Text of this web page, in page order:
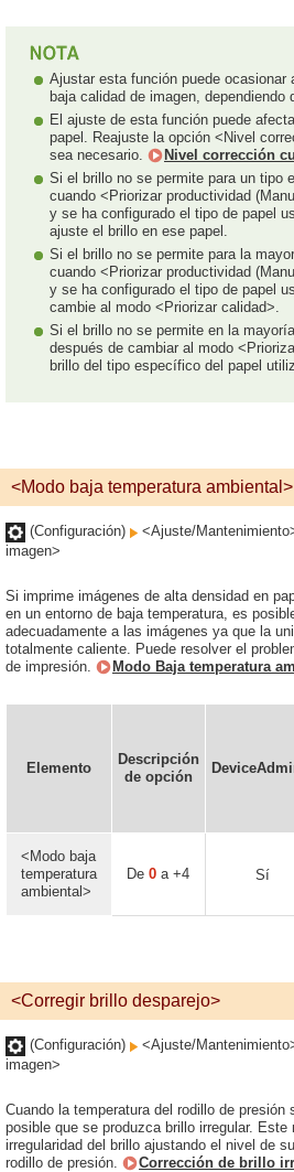
Ajustar esta función puede ocasionar
baja calidad de imagen, dependiendo
El ajuste de esta función puede
papel. Reajuste la opción <Nivel
sea necesario.
Nivel corrección
Si el brillo no se permite para un tipo
cuando <Priorizar productividad
y se ha configurado el tipo de papel
ajuste el brillo en ese papel.
Si el brillo no se permite para la
cuando <Priorizar productividad
y se ha configurado el tipo de papel
cambie al modo <Priorizar calidad>.
Si el brillo no se permite en la
después de cambiar al modo
brillo del tipo específico del papel
<Modo baja temperatura ambiental>
(Configuración) <Ajuste/
imagen>
Si imprime imágenes de alta densidad en
en un entorno de baja temperatura, es
adecuadamente a las imágenes ya que la
totalmente caliente. Puede resolver el
de impresión.
Modo Baja temperatura
Elemento
Descripción
de opción
<Modo baja
temperatura
ambiental>
De 0 a +4 Sí
<Corregir brillo desparejo>
(Configuración) <Ajuste/
imagen>
Cuando la temperatura del rodillo de presión
posible que se produzca brillo irregular. Este
irregularidad del brillo ajustando el nivel de
rodillo de presión.
Corrección de brillo